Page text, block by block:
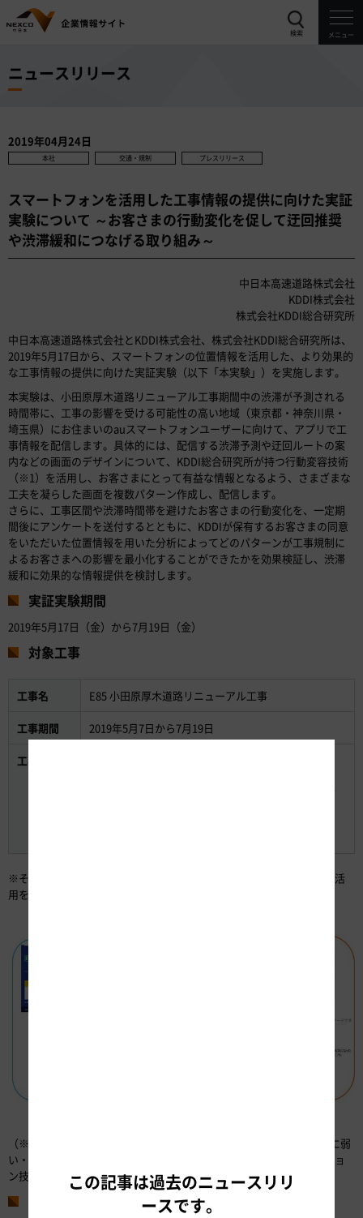
検索 メニュー
ニュースリリース
2019年04月24日
本社 交通・規制 プレスリリース
スマートフォンを活用した工事情報の提供に向けた実証
実験について ～お客さまの行動変化を促して迂回推奨
や渋滞緩和につなげる取り組み～
中日本高速道路株式会社
KDDI株式会社
株式会社KDDI総合研究所
中日本高速道路株式会社とKDDI株式会社、株式会社KDDI総合研究所は、
2019年5月17日から、スマートフォンの位置情報を活用した、より効果的
な工事情報の提供に向けた実証実験（以下「本実験」）を実施します。
本実験は、小田原厚木道路リニューアル工事期間中の渋滞が予測される
時間帯に、工事の影響を受ける可能性の高い地域（東京都・神奈川県・
埼玉県）にお住まいのauスマートフォンユーザーに向けて、アプリで工
事情報を配信します。具体的には、配信する渋滞予測や迂回ルートの案
内などの画面のデザインについて、KDDI総合研究所が持つ行動変容技術
（※1）を活用し、お客さまにとって有益な情報となるよう、さまざまな
工夫を凝らした画面を複数パターン作成し、配信します。
さらに、工事区間や渋滞時間帯を避けたお客さまの行動変化を、一定期
間後にアンケートを送付するとともに、KDDIが保有するお客さまの同意
をいただいた位置情報を用いた分析によってどのパターンが工事規制に
よるお客さまへの影響を最小化することができたかを効果検証し、渋滞
緩和に効果的な情報提供を検討します。
実証実験期間
2019年5月17日（金）から7月19日（金）
対象工事
工事名 E85 小田原厚木道路リニューアル工事
工事期間 2019年5月7日から7月19日
工事概要
※その他のリニューアル工事については、今回の検証結果を踏まえて活
用を検討します。
（※1）行動変容技術とは、ユーザーの意思決定の非合理性（希少性に弱
い・権威に弱いなど）を心理効果として定量的に扱うコミュニケーショ
ン技術です。 この記事は過去のニュースリリ
ースです。